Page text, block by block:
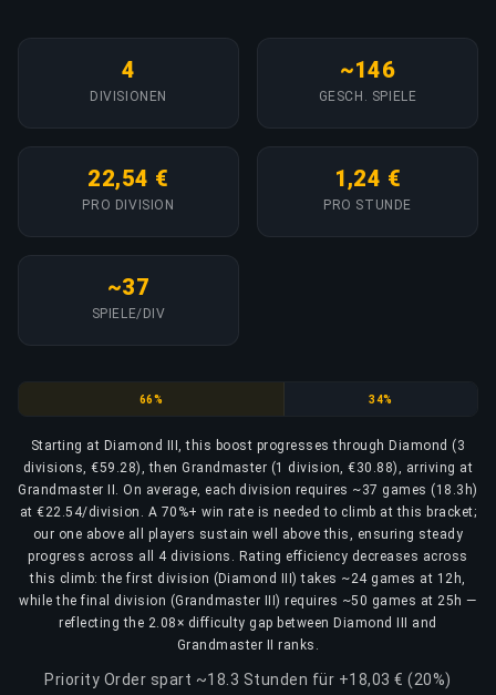
4
DIVISIONEN
~146
GESCH. SPIELE
22,54 €
PRO DIVISION
1,24 €
PRO STUNDE
~37
SPIELE/DIV
Diamond
66% Grandmaster
34%
Starting at Diamond III, this boost progresses through Diamond (3
divisions, €59.28), then Grandmaster (1 division, €30.88), arriving at
Grandmaster II. On average, each division requires ~37 games (18.3h)
at €22.54/division. A 70%+ win rate is needed to climb at this bracket;
our one above all players sustain well above this, ensuring steady
progress across all 4 divisions. Rating efficiency decreases across
this climb: the first division (Diamond III) takes ~24 games at 12h,
while the final division (Grandmaster III) requires ~50 games at 25h —
reflecting the 2.08× difficulty gap between Diamond III and
Grandmaster II ranks.
Priority Order spart ~18.3 Stunden für +18,03 € (20%)